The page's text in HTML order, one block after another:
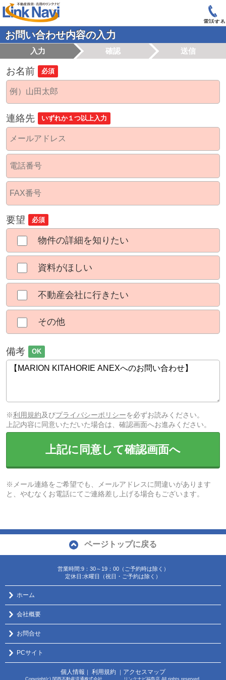
電話する
お問い合わせ内容の入力
入力 確認 送信
お名前 必須
連絡先 いずれか１つ以上入力
要望 必須
物件の詳細を知りたい
資料がほしい
不動産会社に行きたい
その他
備考 OK
※利用規約及びプライバシーポリシーを必ずお読みください。
上記内容に同意いただいた場合は、確認画面へお進みください。
上記に同意して確認画面へ
※メール連絡をご希望でも、メールアドレスに間違いがあります
と、やむなくお電話にてご連絡差し上げる場合もございます。
ページトップに戻る
営業時間:9：30～19：00（ご予約時は除く）
定休日:水曜日（祝日・ご予約は除く）
ホーム
会社概要
お問合せ
PCサイト
個人情報 ｜ 利用規約 ｜ アクセスマップ
Copyright(c) 関西不動産流通株式会社 リンクナビ福島店 All rights reserved.